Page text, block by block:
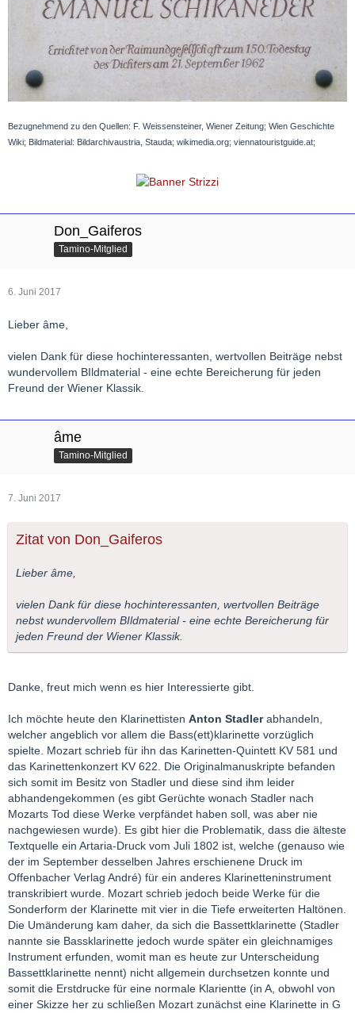
Bezugnehmend zu den Quellen: F. Weissensteiner, Wiener Zeitung; Wien Geschichte
Wiki; Bildmaterial: Bildarchivaustria, Stauda; wikimedia.org; viennatouristguide.at;
Don_Gaiferos
Tamino-Mitglied
6. Juni 2017
Lieber âme,
vielen Dank für diese hochinteressanten, wertvollen Beiträge nebst
wundervollem BIldmaterial - eine echte Bereicherung für jeden
Freund der Wiener Klassik.
âme
Tamino-Mitglied
7. Juni 2017
Zitat von Don_Gaiferos
Lieber âme,
vielen Dank für diese hochinteressanten, wertvollen Beiträge
nebst wundervollem BIldmaterial - eine echte Bereicherung für
jeden Freund der Wiener Klassik.
Danke, freut mich wenn es hier Interessierte gibt.
Ich möchte heute den Klarinettisten Anton Stadlerabhandeln,
welcher angeblich vor allem die Bass(ett)klarinette vorzüglich
spielte. Mozart schrieb für ihn das Karinetten-Quintett KV 581 und
das Karinettenkonzert KV 622. Die Originalmanuskripte befanden
sich somit im Besitz von Stadler und diese sind ihm leider
abhandengekommen (es gibt Gerüchte wonach Stadler nach
Mozarts Tod diese Werke verpfändet haben soll, was aber nie
nachgewiesen wurde). Es gibt hier die Problematik, dass die älteste
Textquelle ein Artaria-Druck vom Juli 1802 ist, welche (genauso wie
der im September desselben Jahres erschienene Druck im
Offenbacher Verlag André) für ein anderes Klarinetteninstrument
transkribiert wurde. Mozart schrieb jedoch beide Werke für die
Sonderform der Klarinette mit vier in die Tiefe erweiterten Haltönen.
Die Umänderung kam daher, da sich die Bassettklarinette (Stadler
nannte sie Bassklarinette jedoch wurde später ein gleichnamiges
Instrument erfunden, womit man es heute zur Unterscheidung
Bassettklarinette nennt) nicht allgemein durchsetzen konnte und
somit die Erstdrucke für eine normale Klarientte (in A, obwohl von
einer Skizze her zu schließen Mozart zunächst eine Klarinette in G